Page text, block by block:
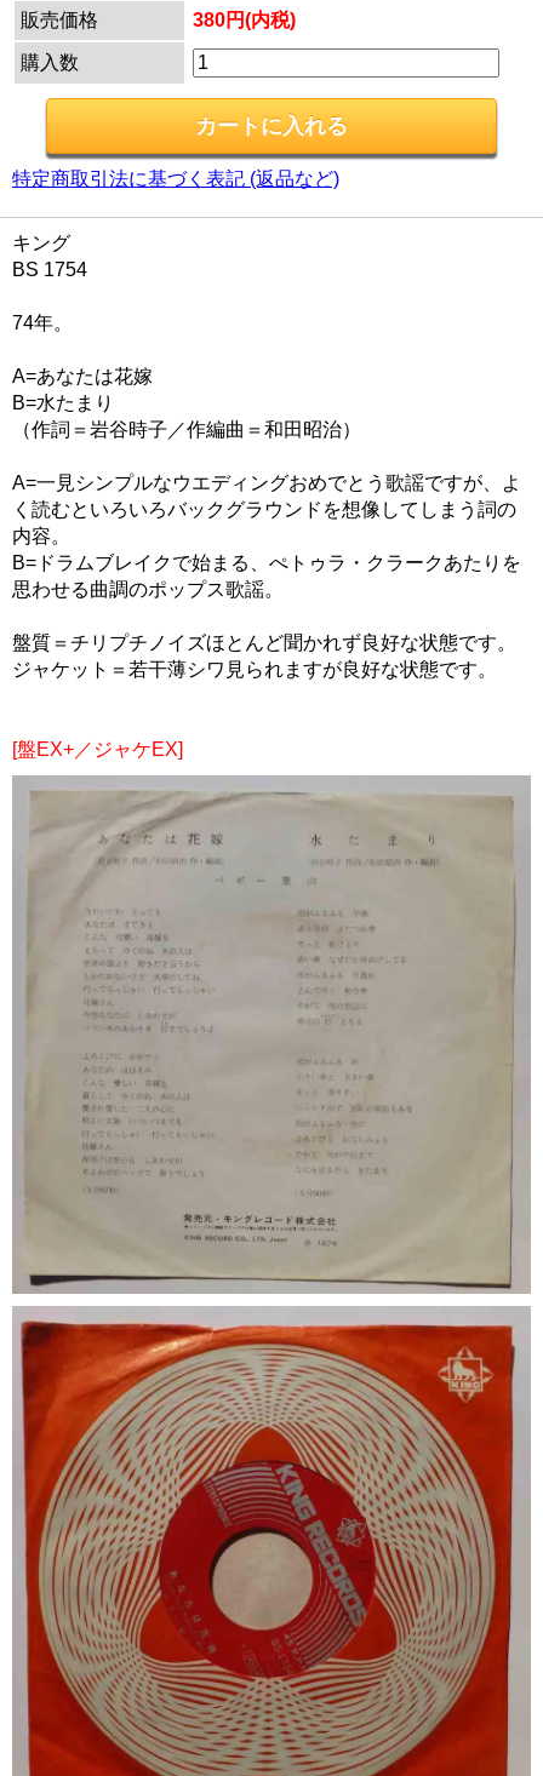
販売価格
380円(内税)
購入数
特定商取引法に基づく表記 (返品など)
キング
BS 1754
74年。
A=あなたは花嫁
B=水たまり
（作詞＝岩谷時子／作編曲＝和田昭治）
A=一見シンプルなウエディングおめでとう歌謡ですが、よ
く読むといろいろバックグラウンドを想像してしまう詞の
内容。
B=ドラムブレイクで始まる、ぺトゥラ・クラークあたりを
思わせる曲調のポップス歌謡。
盤質＝チリプチノイズほとんど聞かれず良好な状態です。
ジャケット＝若干薄シワ見られますが良好な状態です。
[盤EX+／ジャケEX]